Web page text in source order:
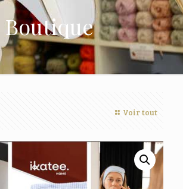
Boutique
Voir tout